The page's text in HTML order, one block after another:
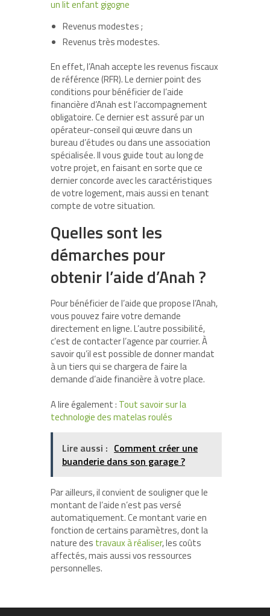
un lit enfant gigogne
Revenus modestes ;
Revenus très modestes.
En effet, l’Anah accepte les revenus fiscaux
de référence (RFR). Le dernier point des
conditions pour bénéficier de l’aide
financière d’Anah est l’accompagnement
obligatoire. Ce dernier est assuré par un
opérateur-conseil qui œuvre dans un
bureau d’études ou dans une association
spécialisée. Il vous guide tout au long de
votre projet, en faisant en sorte que ce
dernier concorde avec les caractéristiques
de votre logement, mais aussi en tenant
compte de votre situation.
Quelles sont les
démarches pour
obtenir l’aide d’Anah ?
Pour bénéficier de l’aide que propose l’Anah,
vous pouvez faire votre demande
directement en ligne. L’autre possibilité,
c’est de contacter l’agence par courrier. À
savoir qu’il est possible de donner mandat
à un tiers qui se chargera de faire la
demande d’aide financière à votre place.
A lire également : Tout savoir sur la
technologie des matelas roulés
Lire aussi : Comment créer une
buanderie dans son garage ?
Par ailleurs, il convient de souligner que le
montant de l’aide n’est pas versé
automatiquement. Ce montant varie en
fonction de certains paramètres, dont la
nature des travaux à réaliser, les coûts
affectés, mais aussi vos ressources
personnelles.